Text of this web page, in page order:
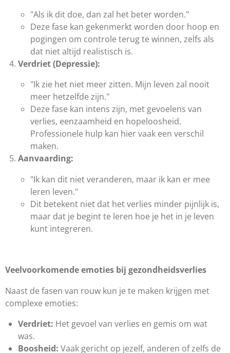
"Als ik dit doe, dan zal het beter worden."
Deze fase kan gekenmerkt worden door hoop en
pogingen om controle terug te winnen, zelfs als
dat niet altijd realistisch is.
Verdriet (Depressie):
"Ik zie het niet meer zitten. Mijn leven zal nooit
meer hetzelfde zijn."
Deze fase kan intens zijn, met gevoelens van
verlies, eenzaamheid en hopeloosheid.
Professionele hulp kan hier vaak een verschil
maken.
Aanvaarding:
"Ik kan dit niet veranderen, maar ik kan er mee
leren leven."
Dit betekent niet dat het verlies minder pijnlijk is,
maar dat je begint te leren hoe je het in je leven
kunt integreren.
Veelvoorkomende emoties bij gezondheidsverlies
Naast de fasen van rouw kun je te maken krijgen met
complexe emoties:
Verdriet: Het gevoel van verlies en gemis om wat
was.
Boosheid: Vaak gericht op jezelf, anderen of zelfs de